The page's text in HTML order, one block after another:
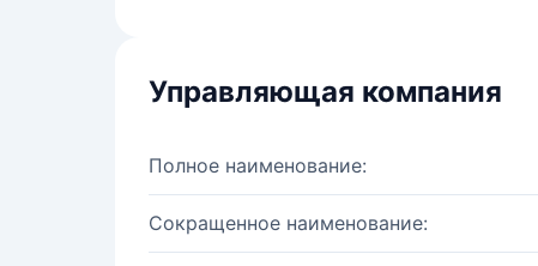
Управляющая компания
Полное наименование:
Сокращенное наименование: